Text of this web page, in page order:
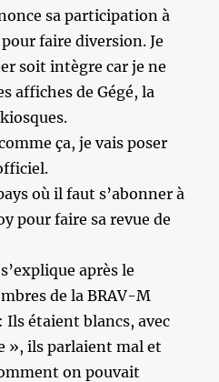
sa participation à
faire diversion. Je
soit intègre car je ne
affiches de Gégé, la
ça, je vais poser
où il faut s’abonner à
pour faire sa revue de
après le
de la BRAV-M
Ils étaient blancs, avec
», ils parlaient mal et
on pouvait